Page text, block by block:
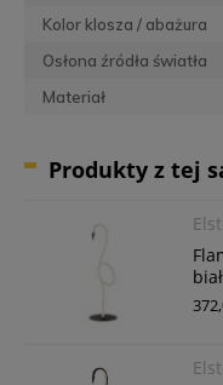
Kolor klosza / abażura
Osłona źródła światła
Materiał
Produkty z tej